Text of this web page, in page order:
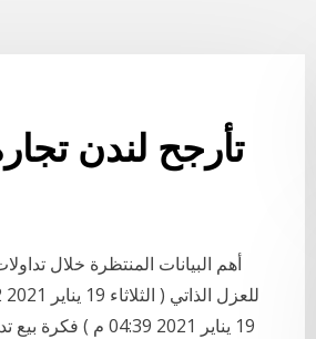
تأرجح لندن
19 يناير 2021